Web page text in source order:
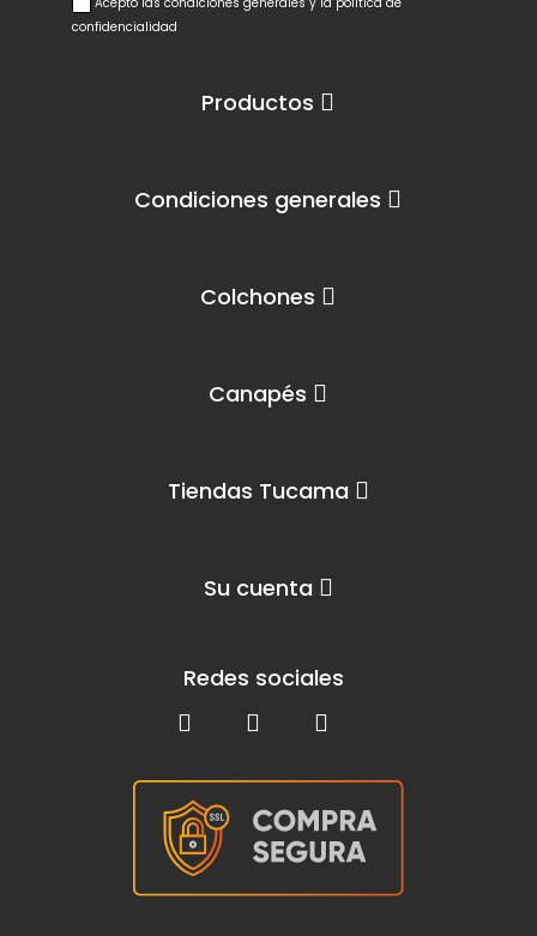
Productos
Condiciones generales
Colchones
Canapés
Tiendas Tucama
Su cuenta
confidencialidad
Redes sociales